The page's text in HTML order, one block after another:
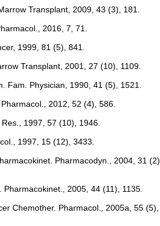
Transplant, 2009, 43 (3), 181.
2016, 7, 71.
1999, 81 (5), 841.
Transplant, 2001, 27 (10), 1109.
Fam. Physician, 1990, 41 (5), 1521.
2012, 52 (4), 586.
1997, 57 (10), 1946.
1997, 15 (12), 3433.
Pharmacodyn., 2004, 31 (2),
2005, 44 (11), 1135.
Chemother. Pharmacol., 2005a, 55 (5),